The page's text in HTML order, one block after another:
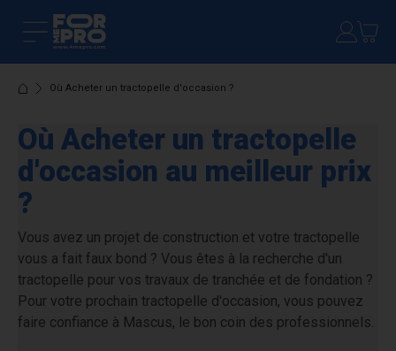
Où Acheter un tractopelle d'occasion ?
Où Acheter un tractopelle
d'occasion au meilleur prix
?
Vous avez un projet de construction et votre tractopelle
vous a fait faux bond ? Vous êtes à la recherche d'un
tractopelle pour vos travaux de tranchée et de fondation ?
Pour votre prochain tractopelle d'occasion, vous pouvez
faire confiance à Mascus, le bon coin des professionnels.